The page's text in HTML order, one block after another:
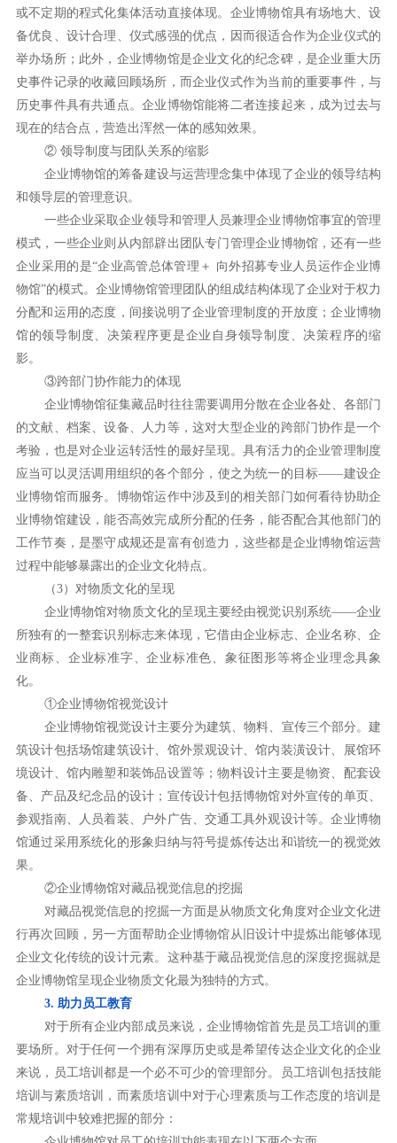
或不定期的程式化集体活动直接体现。企业博物馆具有场地大、设
备优良、设计合理、仪式感强的优点，因而很适合作为企业仪式的
举办场所；此外，企业博物馆是企业文化的纪念碑，是企业重大历
史事件记录的收藏回顾场所，而企业仪式作为当前的重要事件，与
历史事件具有共通点。企业博物馆能将二者连接起来，成为过去与
现在的结合点，营造出浑然一体的感知效果。
② 领导制度与团队关系的缩影
企业博物馆的筹备建设与运营理念集中体现了企业的领导结构
和领导层的管理意识。
一些企业采取企业领导和管理人员兼理企业博物馆事宜的管理
模式，一些企业则从内部辟出团队专门管理企业博物馆，还有一些
企业采用的是“企业高管总体管理＋ 向外招募专业人员运作企业博
物馆”的模式。企业博物馆管理团队的组成结构体现了企业对于权力
分配和运用的态度，间接说明了企业管理制度的开放度；企业博物
馆的领导制度、决策程序更是企业自身领导制度、决策程序的缩
影。
③跨部门协作能力的体现
企业博物馆征集藏品时往往需要调用分散在企业各处、各部门
的文献、档案、设备、人力等，这对大型企业的跨部门协作是一个
考验，也是对企业运转活性的最好呈现。具有活力的企业管理制度
应当可以灵活调用组织的各个部分，使之为统一的目标——建设企
业博物馆而服务。博物馆运作中涉及到的相关部门如何看待协助企
业博物馆建设，能否高效完成所分配的任务，能否配合其他部门的
工作节奏，是墨守成规还是富有创造力，这些都是企业博物馆运营
过程中能够暴露出的企业文化特点。
（3）对物质文化的呈现
企业博物馆对物质文化的呈现主要经由视觉识别系统——企业
所独有的一整套识别标志来体现，它借由企业标志、企业名称、企
业商标、企业标准字、企业标准色、象征图形等将企业理念具象
化。
①企业博物馆视觉设计
企业博物馆视觉设计主要分为建筑、物料、宣传三个部分。建
筑设计包括场馆建筑设计、馆外景观设计、馆内装潢设计、展馆环
境设计、馆内雕塑和装饰品设置等；物料设计主要是物资、配套设
备、产品及纪念品的设计；宣传设计包括博物馆对外宣传的单页、
参观指南、人员着装、户外广告、交通工具外观设计等。企业博物
馆通过采用系统化的形象归纳与符号提炼传达出和谐统一的视觉效
果。
②企业博物馆对藏品视觉信息的挖掘
对藏品视觉信息的挖掘一方面是从物质文化角度对企业文化进
行再次回顾，另一方面帮助企业博物馆从旧设计中提炼出能够体现
企业文化传统的设计元素。这种基于藏品视觉信息的深度挖掘就是
企业博物馆呈现企业物质文化最为独特的方式。
3. 助力员工教育
对于所有企业内部成员来说，企业博物馆首先是员工培训的重
要场所。对于任何一个拥有深厚历史或是希望传达企业文化的企业
来说，员工培训都是一个必不可少的管理部分。员工培训包括技能
培训与素质培训，而素质培训中对于心理素质与工作态度的培训是
常规培训中较难把握的部分：